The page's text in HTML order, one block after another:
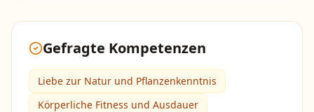
Gefragte Kompetenzen
Liebe zur Natur und Pflanzenkenntnis
Körperliche Fitness und Ausdauer